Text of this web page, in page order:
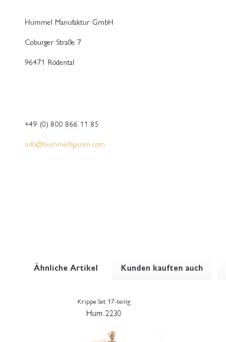
Hummel Manufaktur GmbH
Coburger Straße 7
96471 Rödental
+49 (0) 800 866 11 85
info@hummelfiguren.com
Ähnliche Artikel Kunden kauften auch
Krippe Set 17-teilig
Hum 2230